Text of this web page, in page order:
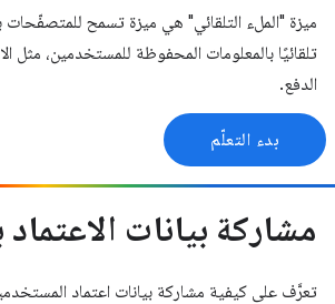
ميزة "الملء التلقائي" هي ميزة تسمح للمتصفّحات
تلقائيًا بالمعلومات المحفوظة للمستخدمين، مثل
الدفع.
بدء التعلّم
مشاركة بيانات
تعرَّف على كيفية مشاركة بيانات اعتماد